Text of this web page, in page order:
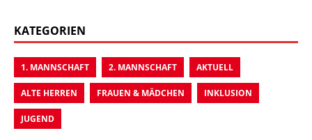
KATEGORIEN
1. MANNSCHAFT 2. MANNSCHAFT AKTUELL
ALTE HERREN FRAUEN & MÄDCHEN INKLUSION
JUGEND